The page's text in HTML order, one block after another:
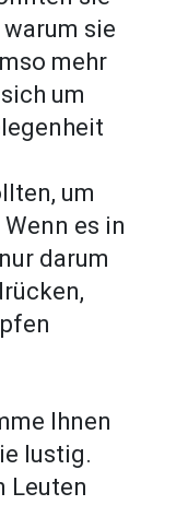
sie
mehr
um
um
es in
darum
Ihnen
lustig.
Leuten